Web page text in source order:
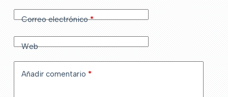
Correo electrónico*
Web
Añadir comentario *